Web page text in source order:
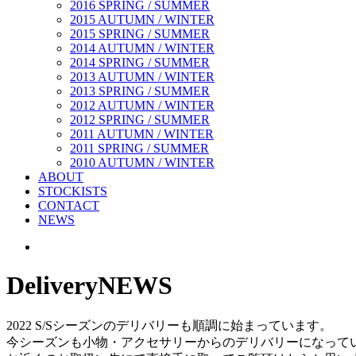
2016 SPRING / SUMMER
2015 AUTUMN / WINTER
2015 SPRING / SUMMER
2014 AUTUMN / WINTER
2014 SPRING / SUMMER
2013 AUTUMN / WINTER
2013 SPRING / SUMMER
2012 AUTUMN / WINTER
2012 SPRING / SUMMER
2011 AUTUMN / WINTER
2011 SPRING / SUMMER
2010 AUTUMN / WINTER
ABOUT
STOCKISTS
CONTACT
NEWS
DeliveryNEWS
2022 S/Sシーズンのデリバリーも順調に始まっています。
今シーズンも小物・アクセサリーからのデリバリーになって